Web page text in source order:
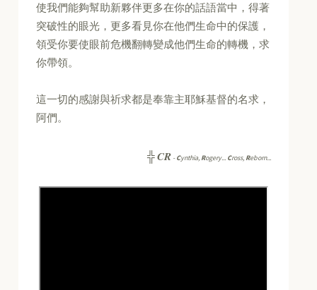
使我們能夠幫助新夥伴更多在你的話語當中，得著
突破性的眼光，更多看見你在他們生命中的保護，
領受你要使眼前危機翻轉變成他們生命的轉機，求
你帶領。
這一切的感謝與祈求都是奉靠主耶穌基督的名求，
阿們。
╬CR -Cynthia, Rogery... Cross, Reborn...